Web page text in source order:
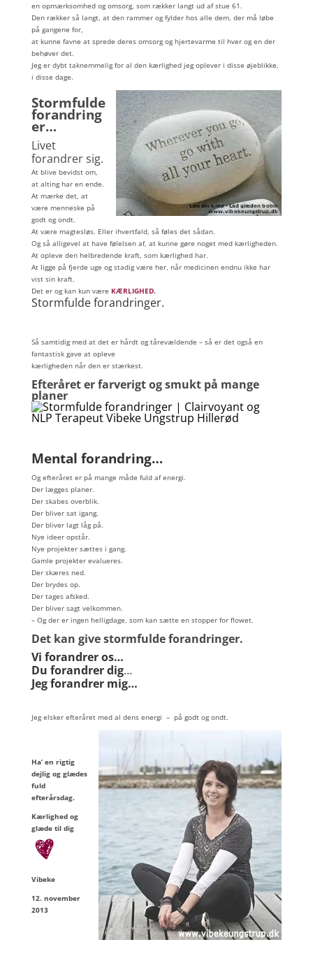
en opmærksomhed og omsorg, som rækker langt ud af stue 61.
Den rækker så langt, at den rammer og fylder hos alle dem, der må løbe
på gangene for,
at kunne favne at sprede deres omsorg og hjertevarme til hver og en der
behøver det.
Jeg er dybt taknemmelig for al den kærlighed jeg oplever i disse øjeblikke,
i disse dage.
Stormfulde
forandring
er…
Livet
forandrer sig.
At blive bevidst om,
at alting har en ende.
At mærke det, at
være menneske på
godt og ondt.
At være magtesløs. Eller ihvertfald, så føles det sådan.
Og så alligevel at have følelsen af, at kunne gøre noget med kærligheden.
At opleve den helbredende kraft, som kærlighed har.
At ligge på fjerde uge og stadig være her, når medicinen endnu ikke har
vist sin kraft.
Det er og kan kun være KÆRLIGHED.
Stormfulde forandringer.
Så samtidig med at det er hårdt og tårevældende – så er det også en
fantastisk gave at opleve
kærligheden når den er stærkest.
Efteråret er farverigt og smukt på mange
planer
Mental forandring…
Og efteråret er på mange måde fuld af energi.
Der lægges planer.
Der skabes overblik.
Der bliver sat igang.
Der bliver lagt låg på.
Nye ideer opstår.
Nye projekter sættes i gang.
Gamle projekter evalueres.
Der skæres ned.
Der brydes op.
Der tages afsked.
Der bliver sagt velkommen.
– Og der er ingen helligdage, som kan sætte en stopper for flowet.
Det kan give stormfulde forandringer.
Vi forandrer os…
Du forandrer dig…
Jeg forandrer mig…
Jeg elsker efteråret med al dens energi – på godt og ondt.
Ha’ en rigtig
dejlig og glædes
fuld
efterårsdag.
Kærlighed og
glæde til dig
Vibeke
12. november
2013